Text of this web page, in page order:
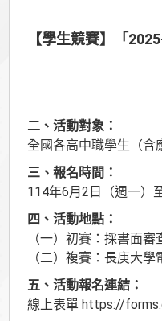
【學生競賽】「
二、活動對象：
全國各高中職學生（含
三、報名時間：
114年6月2日（週一）
四、活動地點：
（一）初賽：採書面審
（二）複賽：長庚大學
五、活動報名連結：
線上表單 https://